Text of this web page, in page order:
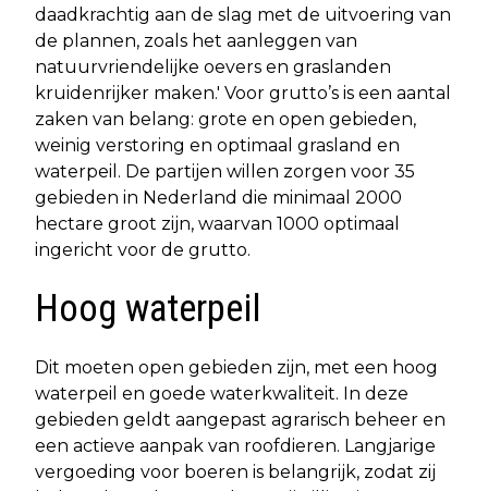
daadkrachtig aan de slag met de uitvoering van
de plannen, zoals het aanleggen van
natuurvriendelijke oevers en graslanden
kruidenrijker maken.' Voor grutto’s is een aantal
zaken van belang: grote en open gebieden,
weinig verstoring en optimaal grasland en
waterpeil. De partijen willen zorgen voor 35
gebieden in Nederland die minimaal 2000
hectare groot zijn, waarvan 1000 optimaal
ingericht voor de grutto.
Hoog waterpeil
Dit moeten open gebieden zijn, met een hoog
waterpeil en goede waterkwaliteit. In deze
gebieden geldt aangepast agrarisch beheer en
een actieve aanpak van roofdieren. Langjarige
vergoeding voor boeren is belangrijk, zodat zij